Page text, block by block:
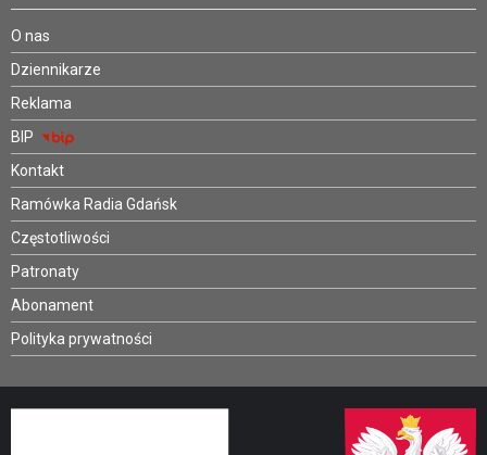
O nas
Dziennikarze
Reklama
BIP
Kontakt
Ramówka Radia Gdańsk
Częstotliwości
Patronaty
Abonament
Polityka prywatności